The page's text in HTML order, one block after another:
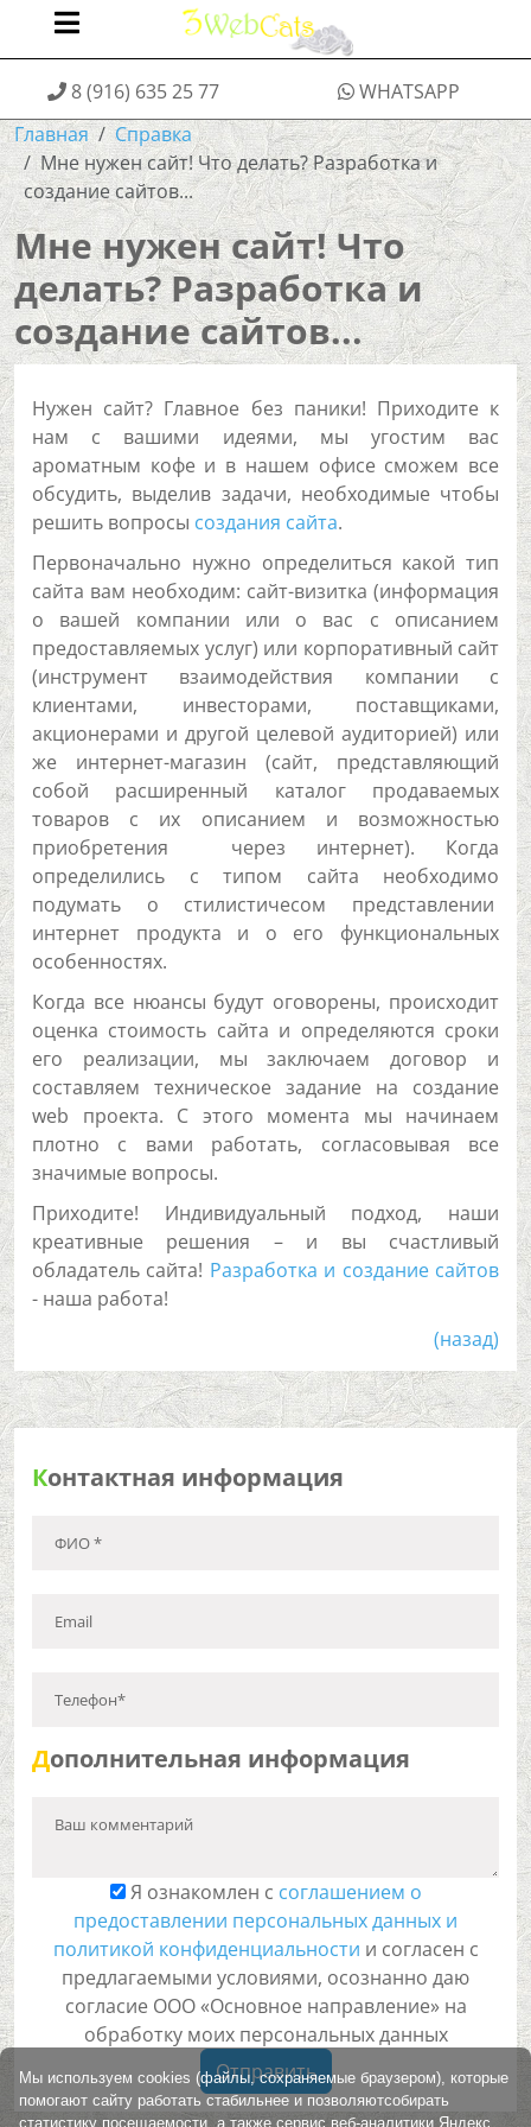
8 (916) 635 25 77
WHATSAPP
Главная
Справка
Мне нужен сайт! Что делать? Разработка и
создание сайтов...
Мне нужен сайт! Что
делать? Разработка и
создание сайтов...
Нужен сайт? Главное без паники! Приходите к
нам с вашими идеями, мы угостим вас
ароматным кофе и в нашем офисе сможем все
обсудить, выделив задачи, необходимые чтобы
решить вопросы создания сайта.
Первоначально нужно определиться какой тип
сайта вам необходим: сайт-визитка (информация
о вашей компании или о вас с описанием
предоставляемых услуг) или корпоративный сайт
(инструмент взаимодействия компании с
клиентами, инвесторами, поставщиками,
акционерами и другой целевой аудиторией) или
же интернет-магазин (сайт, представляющий
собой расширенный каталог продаваемых
товаров с их описанием и возможностью
приобретения через интернет). Когда
определились с типом сайта необходимо
подумать о стилистичесом представлении
интернет продукта и о его функциональных
особенностях.
Когда все нюансы будут оговорены, происходит
оценка стоимость сайта и определяются сроки
его реализации, мы заключаем договор и
составляем техническое задание на создание
web проекта. С этого момента мы начинаем
плотно с вами работать, согласовывая все
значимые вопросы.
Приходите! Индивидуальный подход, наши
креативные решения – и вы счастливый
обладатель сайта! Разработка и создание сайтов
- наша работа!
(назад)
Контактная информация
ФИО *
Email
Телефон*
Дополнительная информация
Ваш комментарий
Я ознакомлен с соглашением о
предоставлении персональных данных и
политикой конфиденциальности и согласен с
предлагаемыми условиями, осознанно даю
согласие ООО «Основное направление» на
обработку моих персональных данных
Отправить
Мы используем cookies (файлы, сохраняемые браузером), которые
помогают сайту работать стабильнее и позволяютсобирать
статистику посещаемости, а также сервис веб-аналитики Яндекс